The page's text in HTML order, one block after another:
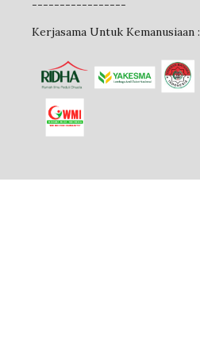
-----------------
Kerjasama Untuk Kemanusiaan :